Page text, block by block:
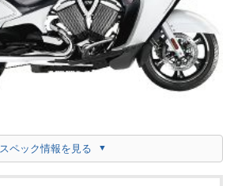
スペック情報を見る